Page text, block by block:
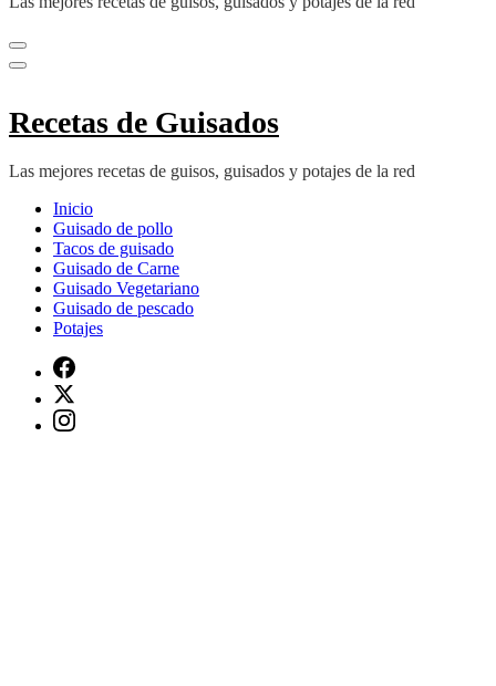
Recetas de Guisados
Las mejores recetas de guisos, guisados y potajes de la red
Inicio
Guisado de pollo
Tacos de guisado
Guisado de Carne
Guisado Vegetariano
Guisado de pescado
Potajes